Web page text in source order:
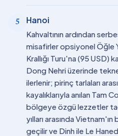
5 Hanoi
Kahvaltının ardından
misafirler opsiyonel Öğle
Krallığı Turu'na (95 USD)
Dong Nehri üzerinde
ilerlenir; pirinç tarlaları
kayalıklarıyla anılan Tam
bölgeye özgü lezzetler
yılları arasında
geçilir ve Dinh ile Le